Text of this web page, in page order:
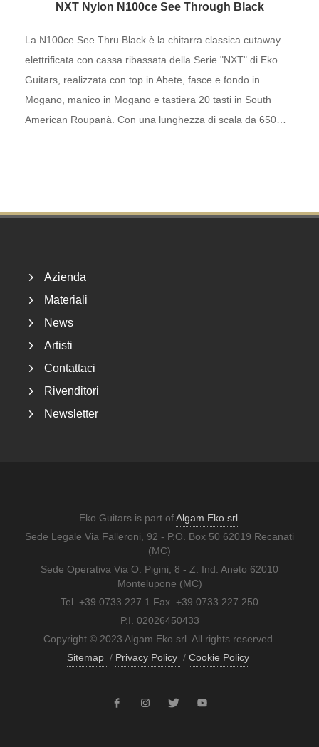
NXT Nylon N100ce See Through Black
La N100ce See Thru Black è la chitarra classica cutaway
elettrificata con cassa ribassata della Serie "NXT" di Eko
Guitars, realizzata con top in Abete, fasce e fondo in
Mogano, manico in Mogano e tastiera 20 tasti in South
American Roupanà. Con una lunghezza di scala da 650…
Azienda
Materiali
News
Artisti
Contattaci
Rivenditori
Newsletter
Eko Guitars is part ofAlgam Eko srl
Sede Legale Via Falleroni, 92 - P.O. Box 50 62019 Recanati
(MC)
Sede Operativa Via O. Pigini, 8 - Z. Ind. Aneto 62010
Montelupone (MC)
Tel. +39 0733 227 1 Fax. +39 0733 227 250
P.I. 02026450433
Copyright © 2023 Algam Eko srl. All rights reserved.
Sitemap / Privacy Policy / Cookie Policy